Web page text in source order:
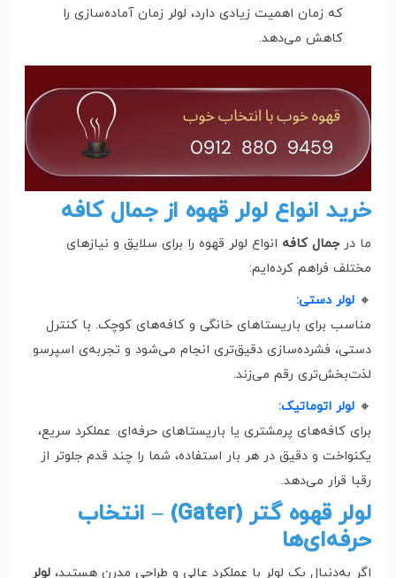
که زمان اهمیت زیادی دارد، لولر زمان آماده‌سازی را
کاهش می‌دهد.
خرید انواع لولر قهوه از جمال کافه
ما درجمال کافه انواع لولر قهوه را برای سلایق و نیازهای
مختلف فراهم کرده‌ایم:
🔸 لولر دستی:
مناسب برای باریستاهای خانگی و کافه‌های کوچک. با کنترل
دستی، فشرده‌سازی دقیق‌تری انجام می‌شود و تجربه‌ی اسپرسو
لذت‌بخش‌تری رقم می‌زند.
🔸 لولر اتوماتیک:
برای کافه‌های پرمشتری یا باریستاهای حرفه‌ای. عملکرد سریع،
یکنواخت و دقیق در هر بار استفاده، شما را چند قدم جلوتر از
رقبا قرار می‌دهد.
لولر قهوه گتر (Gater) – انتخاب
حرفه‌ای‌ها
اگر به‌دنبال یک لولر با عملکرد عالی و طراحی مدرن هستید، لولر